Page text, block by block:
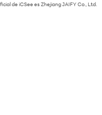
de iCSee es Zhejiang JAIFY Co., Ltd.